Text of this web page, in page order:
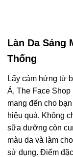
Làn Da Sáng
Thống
Lấy cảm hứng từ
Á, The Face
mang đến cho
hiệu quả. Không
sữa dưỡng còn
màu da và làm
sử dụng. Điểm